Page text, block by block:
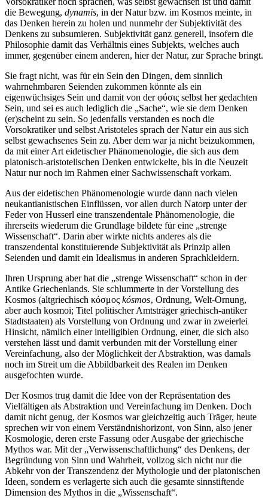
die Bewegung, dynamis, in der Natur bzw. im Kosmos meinte, in
das Denken herein zu holen und nunmehr der Subjektivität des
Denkens zu subsumieren. Subjektivität ganz generell, insofern die
Philosophie damit das Verhältnis eines Subjekts, welches auch
immer, gegenüber einem anderen, hier der Natur, zur Sprache bringt.
Sie fragt nicht, was für ein Sein den Dingen, dem sinnlich
wahrnehmbaren Seienden zukommen könnte als ein
eigenwüchsiges Sein und damit von der φύσις selbst her gedachten
Sein, und sei es auch lediglich die „Sache“, wie sie dem Denken
(er)scheint zu sein. So jedenfalls verstanden es noch die
Vorsokratiker und selbst Aristoteles sprach der Natur ein aus sich
selbst gewachsenes Sein zu. Aber dem war ja nicht beizukommen,
da mit einer Art eidetischer Phänomenologie, die sich aus dem
platonisch-aristotelischen Denken entwickelte, bis in die Neuzeit
Natur nur noch im Rahmen einer Sachwissenschaft vorkam.
Aus der eidetischen Phänomenologie wurde dann nach vielen
neukantianistischen Einflüssen, vor allen durch Natorp unter der
Feder von Husserl eine transzendentale Phänomenologie, die
ihrerseits wiederum die Grundlage bildete für eine „strenge
Wissenschaft“. Darin aber wirkte nichts anderes als die
transzendental konstituierende Subjektivität als Prinzip allen
Seienden und damit ein Idealismus in anderen Sprachkleidern.
Ihren Ursprung aber hat die „strenge Wissenschaft“ schon in der
Antike Griechenlands. Sie schlummerte in der Vorstellung des
Kosmos (altgriechisch κόσμος kósmos‚ Ordnung, Welt-Ornung,
aber auch kosmoi; Titel politischer Amtsträger griechisch-antiker
Stadtstaaten) als Vorstellung von Ordnung und zwar in zweierlei
Hinsicht, nämlich einer intelligiblen Ordnung, einer, die sich also
verstehen lässt und damit verbunden mit der Vorstellung einer
Vereinfachung, also der Möglichkeit der Abstraktion, was damals
noch im Streit um die Abbildbarkeit des Realen im Denken
ausgefochten wurde.
Der Kosmos trug damit die Idee von der Repräsentation des
Vielfältigen als Abstraktion und Vereinfachung im Denken. Doch
damit nicht genug, der Kosmos war gleichzeitig auch Träger, heute
sprechen wir von einem Verständnishorizont, von Sinn, also jener
Kosmologie, deren erste Fassung oder Ausgabe der griechische
Mythos war. Mit der „Verwissenschaftlichung“ des Denkens, der
Begründung von Sinn und Wahrheit, vollzog sich nicht nur die
Abkehr von der Transzendenz der Mythologie und der platonischen
Ideen, sondern es verlagerte sich auch die gesamte sinnstiftende
Dimension des Mythos in die „Wissenschaft“.